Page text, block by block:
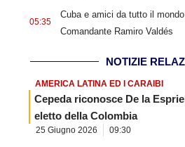
05:35
Cuba e amici da tutto il
Comandante Ramiro Valdés
NOTIZIE
AMERICA LATINA ED I CARAIBI
Cepeda riconosce De la
eletto della Colombia
25 Giugno 2026 09:30